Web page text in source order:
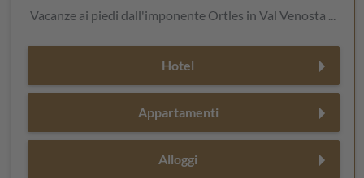
Vacanze ai piedi dall'imponente Ortles in Val Venosta ...
Hotel
Appartamenti
Alloggi